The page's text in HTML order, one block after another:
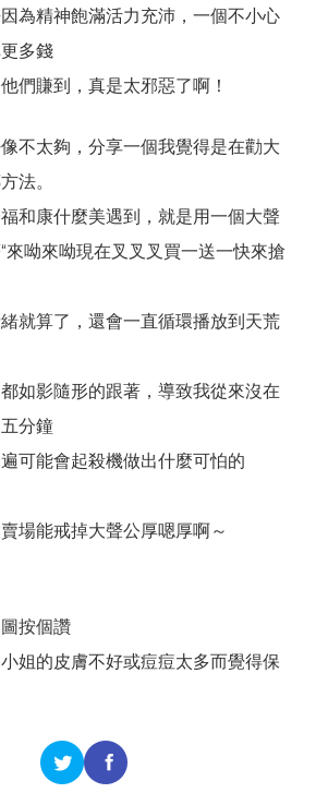
為精神飽滿活力充沛，一個不小心
多錢
們賺到，真是太邪惡了啊！
不太夠，分享一個我覺得是在勸大
法。
和康什麼美遇到，就是用一個大聲
來呦來呦現在叉叉叉買一送一快來搶
就算了，還會一直循環播放到天荒
如影隨形的跟著，導致我從來沒在
分鐘
可能會起殺機做出什麼可怕的
場能戒掉大聲公厚嗯厚啊～
按個讚
姐的皮膚不好或痘痘太多而覺得保